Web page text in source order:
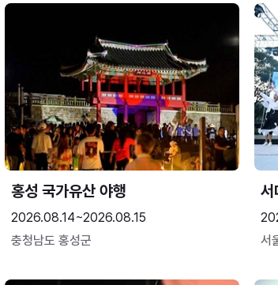
홍성 국가유산 야행
2026.08.14~2026.08.15
충청남도 홍성군
서
서